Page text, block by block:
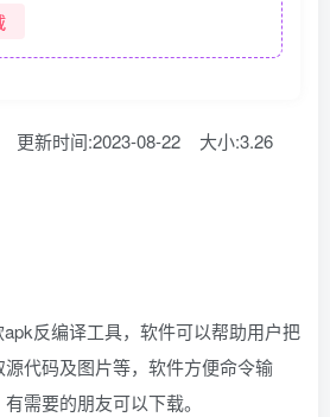
更新时间:2023-08-22
大小:3.26
反编译工具，软件可以帮助用户把
代码及图片等，软件方便命令输
需要的朋友可以下载。